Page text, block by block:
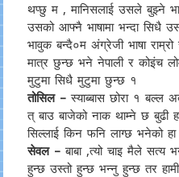
थप्छु म , मानिसलाई उसले बुझ्ने
उसको आफ्नै भाषामा भन्दा सिधै
भावुक बन्दै०म अंग्रेजी भाषा
मात्र छुन्छ भने नेपाली र कोइंच
मुटुमा सिधै मुटुमा छुन्छ १
तोसिल –स्याब्बास छोरा १ बल्ल
त् बाउ बाजेको नाक थाम्ने छ बुढी
सिल्लाई किन फनि लाग्छ भनेको
सेवल –बाबा ,त्यो चाइ मैले सत्य
हुन्छ उस्तो हुन्छ भन्नु हुन्छ तर